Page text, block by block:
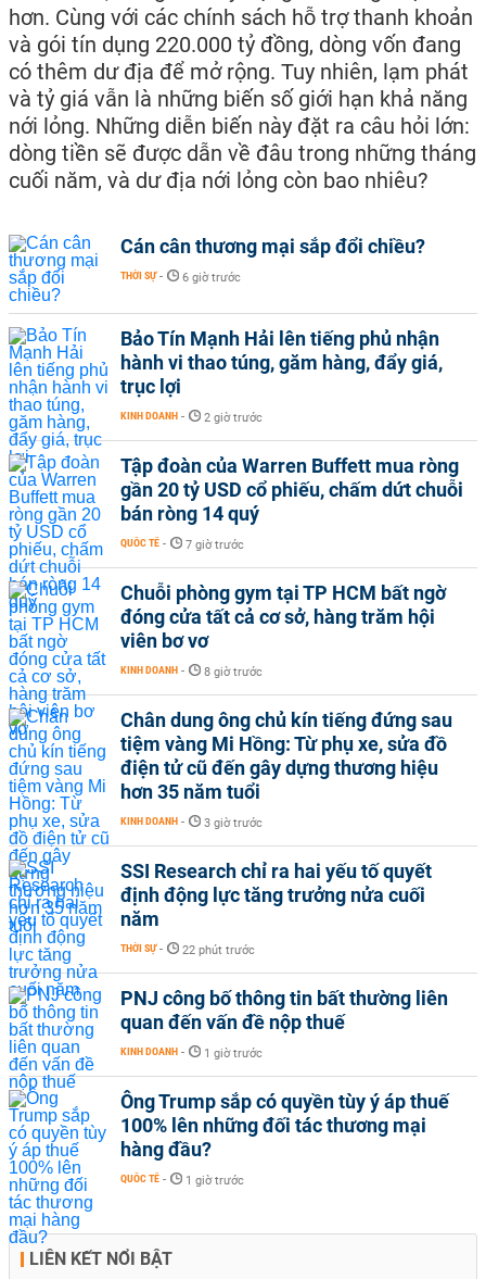
hơn. Cùng với các chính sách hỗ trợ thanh khoản
và gói tín dụng 220.000 tỷ đồng, dòng vốn đang
có thêm dư địa để mở rộng. Tuy nhiên, lạm phát
và tỷ giá vẫn là những biến số giới hạn khả năng
nới lỏng. Những diễn biến này đặt ra câu hỏi lớn:
dòng tiền sẽ được dẫn về đâu trong những tháng
cuối năm, và dư địa nới lỏng còn bao nhiêu?
Cán cân thương mại sắp đổi chiều?
THỜI SỰ - 6 giờ trước
Bảo Tín Mạnh Hải lên tiếng phủ nhận
hành vi thao túng, găm hàng, đẩy giá,
trục lợi
KINH DOANH - 2 giờ trước
Tập đoàn của Warren Buffett mua ròng
gần 20 tỷ USD cổ phiếu, chấm dứt chuỗi
bán ròng 14 quý
QUỐC TẾ - 7 giờ trước
Chuỗi phòng gym tại TP HCM bất ngờ
đóng cửa tất cả cơ sở, hàng trăm hội
viên bơ vơ
KINH DOANH - 8 giờ trước
Chân dung ông chủ kín tiếng đứng sau
tiệm vàng Mi Hồng: Từ phụ xe, sửa đồ
điện tử cũ đến gây dựng thương hiệu
hơn 35 năm tuổi
KINH DOANH - 3 giờ trước
SSI Research chỉ ra hai yếu tố quyết
định động lực tăng trưởng nửa cuối
năm
THỜI SỰ - 22 phút trước
PNJ công bố thông tin bất thường liên
quan đến vấn đề nộp thuế
KINH DOANH - 1 giờ trước
Ông Trump sắp có quyền tùy ý áp thuế
100% lên những đối tác thương mại
hàng đầu?
QUỐC TẾ - 1 giờ trước
LIÊN KẾT NỔI BẬT